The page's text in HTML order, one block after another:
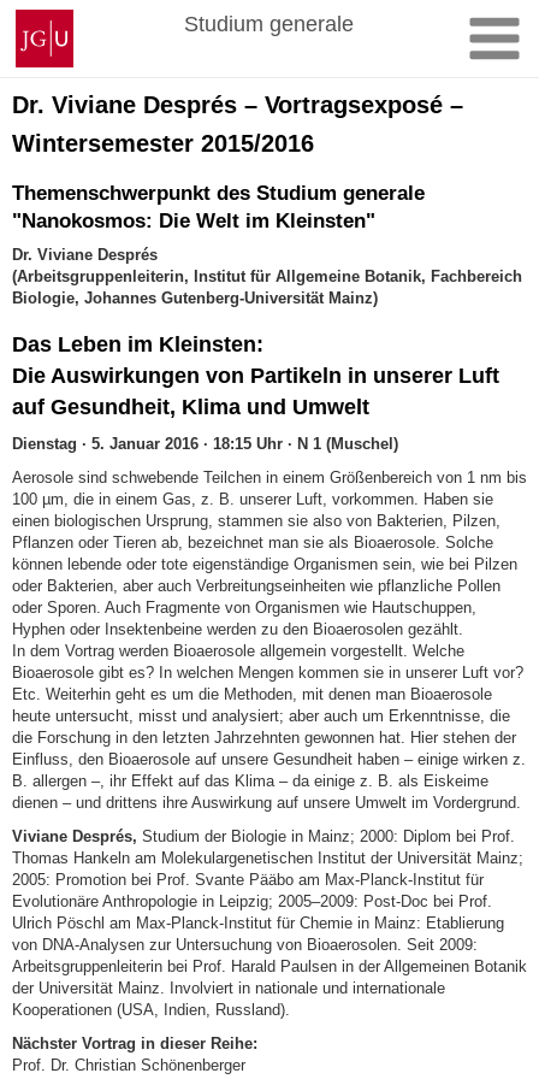
Zum
Inhalt
springen
Johannes
Gutenberg-
Universität
Mainz
Studium generale
Dr. Viviane Després – Vortragsexposé –
Wintersemester 2015/2016
Themenschwerpunkt des Studium generale
"Nanokosmos: Die Welt im Kleinsten"
Dr. Viviane Després
(Arbeitsgruppenleiterin, Institut für Allgemeine Botanik, Fachbereich
Biologie, Johannes Gutenberg-Universität Mainz)
Das Leben im Kleinsten:
Die Auswirkungen von Partikeln in unserer Luft
auf Gesundheit, Klima und Umwelt
Dienstag · 5. Januar 2016 · 18:15 Uhr · N 1 (Muschel)
Aerosole sind schwebende Teilchen in einem Größenbereich von 1 nm bis
100 µm, die in einem Gas, z. B. unserer Luft, vorkommen. Haben sie
einen biologischen Ursprung, stammen sie also von Bakterien, Pilzen,
Pflanzen oder Tieren ab, bezeichnet man sie als Bioaerosole. Solche
können lebende oder tote eigenständige Organismen sein, wie bei Pilzen
oder Bakterien, aber auch Verbreitungseinheiten wie pflanzliche Pollen
oder Sporen. Auch Fragmente von Organismen wie Hautschuppen,
Hyphen oder Insektenbeine werden zu den Bioaerosolen gezählt.
In dem Vortrag werden Bioaerosole allgemein vorgestellt. Welche
Bioaerosole gibt es? In welchen Mengen kommen sie in unserer Luft vor?
Etc. Weiterhin geht es um die Methoden, mit denen man Bioaerosole
heute untersucht, misst und analysiert; aber auch um Erkenntnisse, die
die Forschung in den letzten Jahrzehnten gewonnen hat. Hier stehen der
Einfluss, den Bioaerosole auf unsere Gesundheit haben – einige wirken z.
B. allergen –, ihr Effekt auf das Klima – da einige z. B. als Eiskeime
dienen – und drittens ihre Auswirkung auf unsere Umwelt im Vordergrund.
Viviane Després, Studium der Biologie in Mainz; 2000: Diplom bei Prof.
Thomas Hankeln am Molekulargenetischen Institut der Universität Mainz;
2005: Promotion bei Prof. Svante Pääbo am Max-Planck-Institut für
Evolutionäre Anthropologie in Leipzig; 2005–2009: Post-Doc bei Prof.
Ulrich Pöschl am Max-Planck-Institut für Chemie in Mainz: Etablierung
von DNA-Analysen zur Untersuchung von Bioaerosolen. Seit 2009:
Arbeitsgruppenleiterin bei Prof. Harald Paulsen in der Allgemeinen Botanik
der Universität Mainz. Involviert in nationale und internationale
Kooperationen (USA, Indien, Russland).
Nächster Vortrag in dieser Reihe:
Prof. Dr. Christian Schönenberger